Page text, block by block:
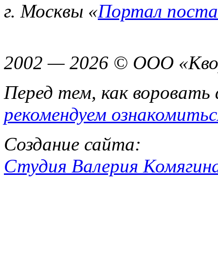
г. Москвы «Портал
2002 — 2026 © ООО
Перед тем, как
рекомендуем
Создание сайта:
Студия Валерия